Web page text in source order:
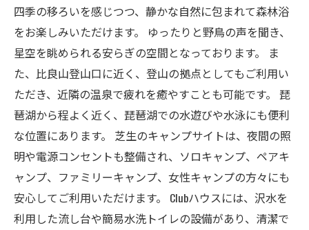
四季の移ろいを感じつつ、静かな自然に包まれて森林浴
をお楽しみいただけます。 ゆったりと野鳥の声を聞き、
星空を眺められる安らぎの空間となっております。 ま
た、比良山登山口に近く、登山の拠点としてもご利用い
ただき、近隣の温泉で疲れを癒やすことも可能です。 琵
琶湖から程よく近く、琵琶湖での水遊びや水泳にも便利
な位置にあります。 芝生のキャンプサイトは、夜間の照
明や電源コンセントも整備され、ソロキャンプ、ペアキ
ャンプ、ファミリーキャンプ、女性キャンプの方々にも
安心してご利用いただけます。 Clubハウスには、沢水を
利用した流し台や簡易水洗トイレの設備があり、清潔で